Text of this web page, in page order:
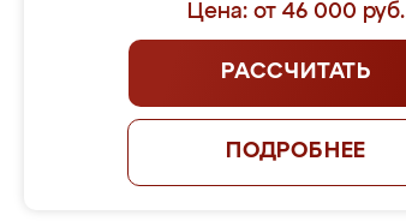
Цена: от 46 000 руб.
РАССЧИТАТЬ
ПОДРОБНЕЕ